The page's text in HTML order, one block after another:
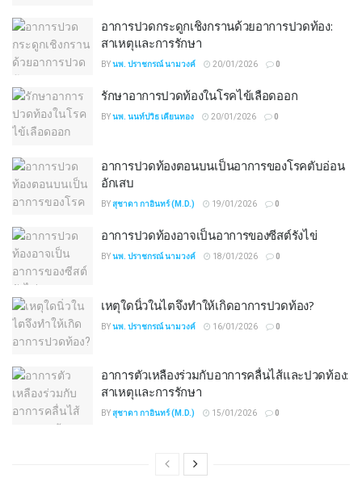
อาการปวดกระดูกเชิงกรานด้วยอาการปวดท้อง:
สาเหตุและการรักษา
BYนพ. ปราชกรณ์ นามวงค์ 20/01/2026 0
รักษาอาการปวดท้องในโรคไข้เลือดออก
BYนพ. นนท์ปวิธ เคียนทอง 20/01/2026 0
อาการปวดท้องตอนบนเป็นอาการของโรคตับอ่อน
อักเสบ
BYสุชาดา กาอินทร์ (M.D.) 19/01/2026 0
อาการปวดท้องอาจเป็นอาการของซีสต์รังไข่
BYนพ. ปราชกรณ์ นามวงค์ 18/01/2026 0
เหตุใดนิ่วในไตจึงทำให้เกิดอาการปวดท้อง?
BYนพ. ปราชกรณ์ นามวงค์ 16/01/2026 0
อาการตัวเหลืองร่วมกับอาการคลื่นไส้และปวดท้อง:
สาเหตุและการรักษา
BYสุชาดา กาอินทร์ (M.D.) 15/01/2026 0